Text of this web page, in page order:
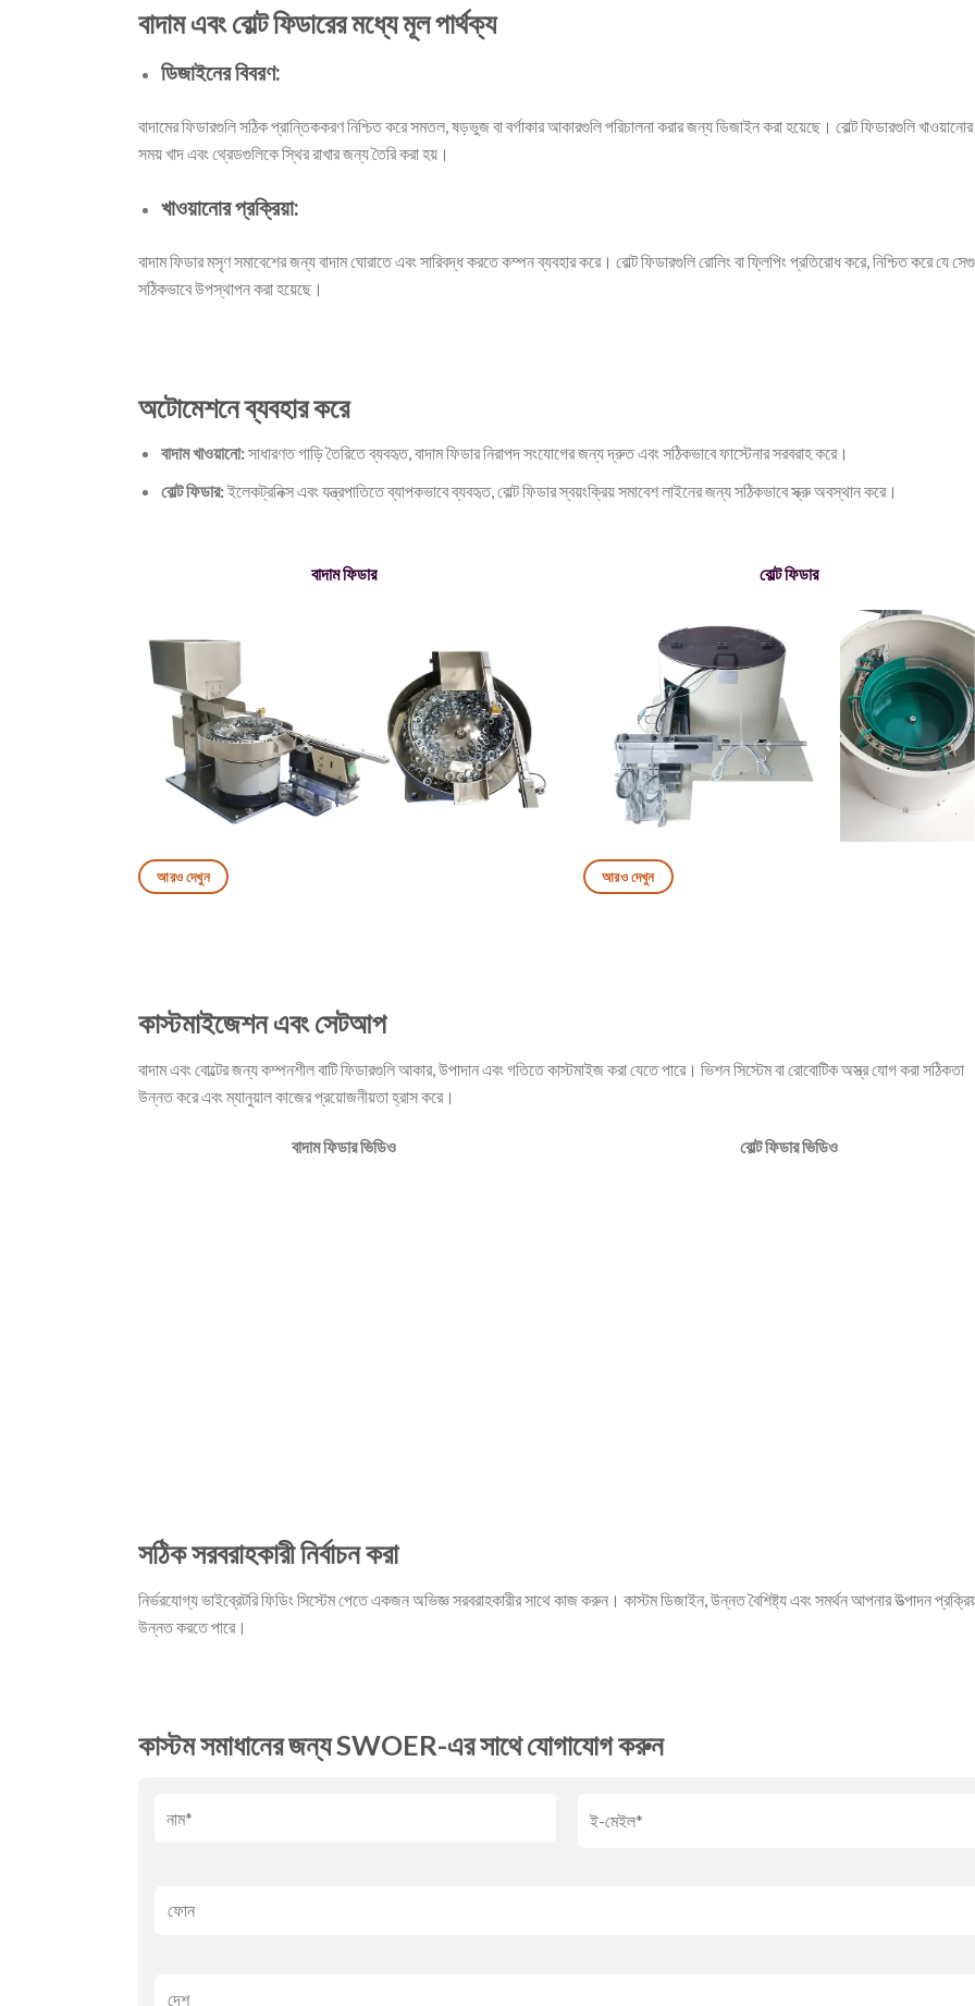
বাদাম এবং বোল্ট ফিডারের মধ্যে মূল পার্থক্য
ডিজাইনের বিবরণ:
বাদামের ফিডারগুলি সঠিক প্রান্তিককরণ নিশ্চিত করে সমতল, ষড়ভুজ বা বর্গাকার আকারগুলি পরিচালনা করার জন্য ডিজাইন করা হয়েছে। বোল্ট ফিডারগুলি খাওয়ানোর
সময় খাদ এবং থ্রেডগুলিকে স্থির রাখার জন্য তৈরি করা হয়।
খাওয়ানোর প্রক্রিয়া:
বাদাম ফিডার মসৃণ সমাবেশের জন্য বাদাম ঘোরাতে এবং সারিবদ্ধ করতে কম্পন ব্যবহার করে। বোল্ট ফিডারগুলি রোলিং বা ফ্লিপিং প্রতিরোধ করে, নিশ্চিত করে যে
সঠিকভাবে উপস্থাপন করা হয়েছে।
অটোমেশনে ব্যবহার করে
বাদাম খাওয়ানো:সাধারণত গাড়ি তৈরিতে ব্যবহৃত, বাদাম ফিডার নিরাপদ সংযোগের জন্য দ্রুত এবং সঠিকভাবে ফাস্টেনার সরবরাহ করে।
বোল্ট ফিডার:ইলেকট্রনিক্স এবং যন্ত্রপাতিতে ব্যাপকভাবে ব্যবহৃত, বোল্ট ফিডার স্বয়ংক্রিয় সমাবেশ লাইনের জন্য সঠিকভাবে স্ক্রু অবস্থান করে।
বাদাম ফিডার
আরও দেখুন
বোল্ট ফিডার
আরও দেখুন
কাস্টমাইজেশন এবং সেটআপ
বাদাম এবং বোল্টের জন্য কম্পনশীল বাটি ফিডারগুলি আকার, উপাদান এবং গতিতে কাস্টমাইজ করা যেতে পারে। ভিশন সিস্টেম বা রোবোটিক অস্ত্র যোগ করা সঠিকতা
উন্নত করে এবং ম্যানুয়াল কাজের প্রয়োজনীয়তা হ্রাস করে।
বাদাম ফিডার ভিডিও বোল্ট ফিডার ভিডিও
সঠিক সরবরাহকারী নির্বাচন করা
নির্ভরযোগ্য ভাইব্রেটরি ফিডিং সিস্টেম পেতে একজন অভিজ্ঞ সরবরাহকারীর সাথে কাজ করুন। কাস্টম ডিজাইন, উন্নত বৈশিষ্ট্য এবং সমর্থন আপনার উত্পাদন
উন্নত করতে পারে।
কাস্টম সমাধানের জন্য SWOER-এর সাথে যোগাযোগ করুন